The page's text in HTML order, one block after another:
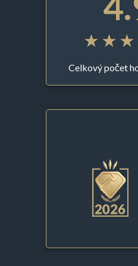
Celkový počet